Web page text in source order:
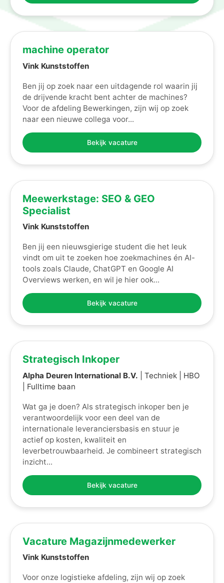
machine operator
Vink Kunststoffen
Ben jij op zoek naar een uitdagende rol waarin jij
de drijvende kracht bent achter de machines?
Voor de afdeling Bewerkingen, zijn wij op zoek
naar een nieuwe collega voor...
Bekijk vacature
Meewerkstage: SEO & GEO
Specialist
Vink Kunststoffen
Ben jij een nieuwsgierige student die het leuk
vindt om uit te zoeken hoe zoekmachines én AI-
tools zoals Claude, ChatGPT en Google AI
Overviews werken, en wil je hier ook...
Bekijk vacature
Strategisch Inkoper
Alpha Deuren International B.V. | Techniek | HBO
| Fulltime baan
Wat ga je doen? Als strategisch inkoper ben je
verantwoordelijk voor een deel van de
internationale leveranciersbasis en stuur je
actief op kosten, kwaliteit en
leverbetrouwbaarheid. Je combineert strategisch
inzicht...
Bekijk vacature
Vacature Magazijnmedewerker
Vink Kunststoffen
Voor onze logistieke afdeling, zijn wij op zoek